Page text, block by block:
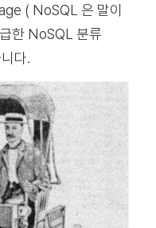
( NoSQL 은 말이
한 NoSQL 분류
다.